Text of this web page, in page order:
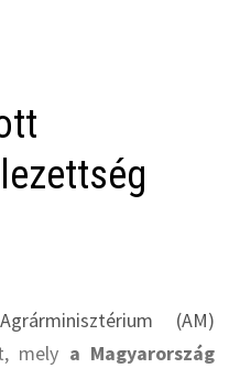
(AM)
mely a Magyarország